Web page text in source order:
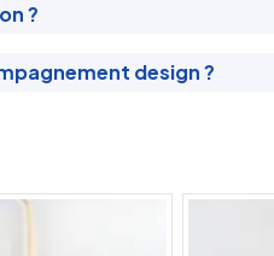
?
design ?